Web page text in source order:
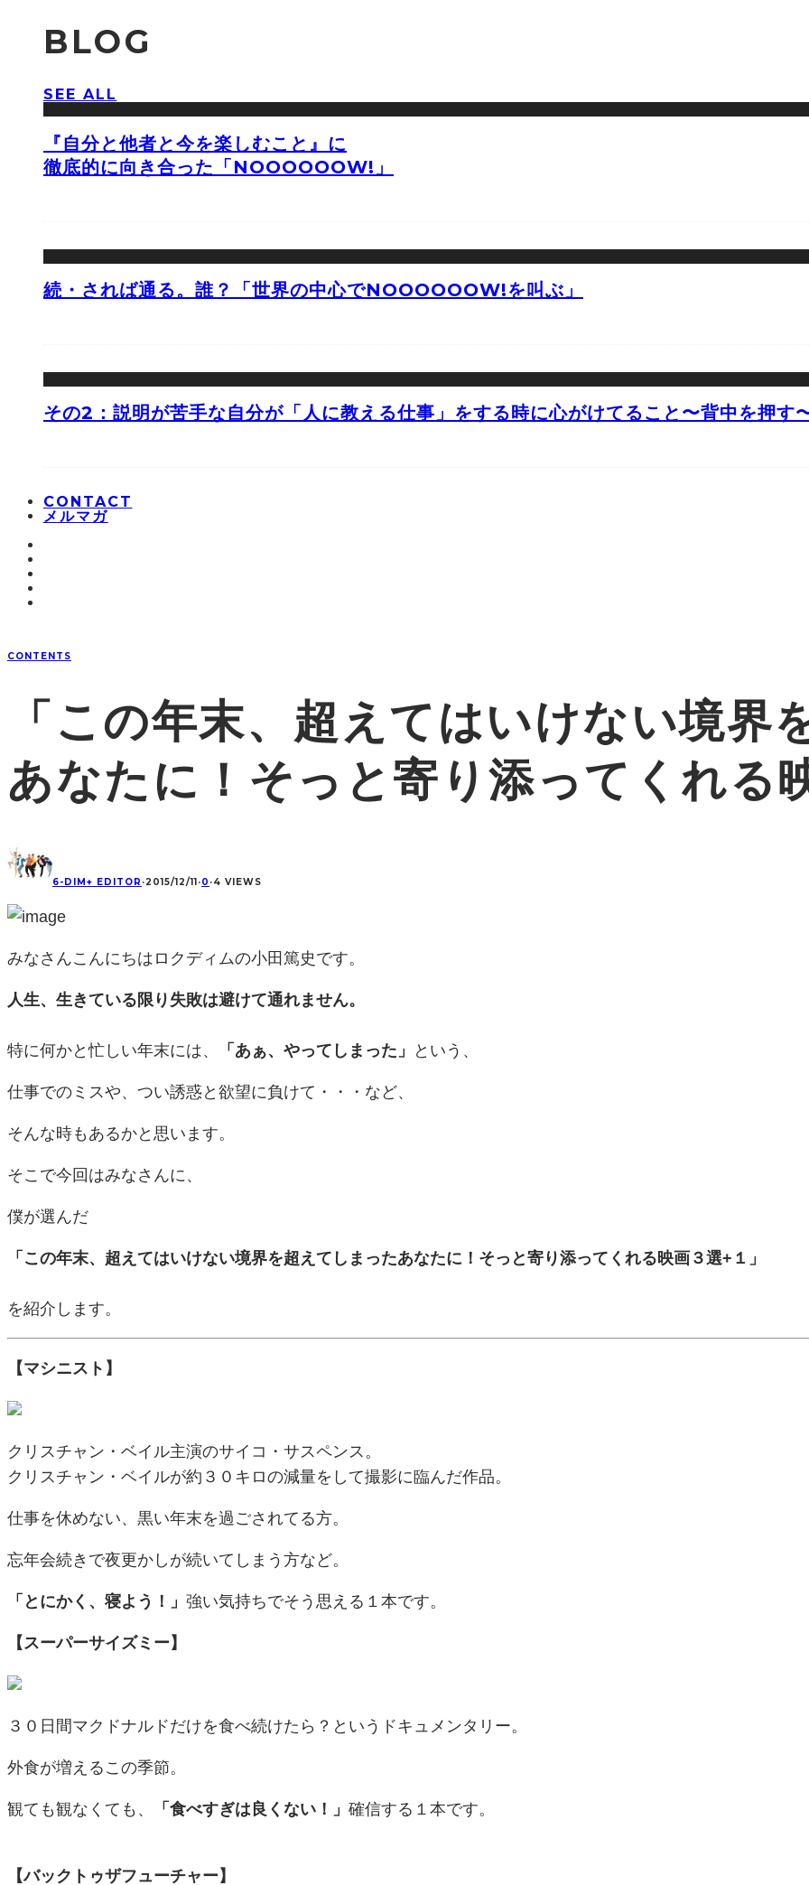
BLOG
SEE ALL
『自分と他者と今を楽しむこと』に
徹底的に向き合った「NOOOOOOW!」
続・されば通る。誰？「世界の中心でNOOOOOOW!を叫ぶ」
その2：説明が苦手な自分が「人に教える仕事」をする時に心がけてること〜背中を押す
CONTACT
メルマガ
CONTENTS
「この年末、超えてはいけない境界
あなたに！そっと寄り添ってくれる
6-DIM+ EDITOR ·2015/12/11·0 ·4 VIEWS
みなさんこんにちはロクディムの小田篤史です。
人生、生きている限り失敗は避けて通れません。
特に何かと忙しい年末には、 「あぁ、やってしまった」 という、
仕事でのミスや、つい誘惑と欲望に負けて・・・など、
そんな時もあるかと思います。
そこで今回はみなさんに、
僕が選んだ
「この年末、超えてはいけない境界を超えてしまったあなたに！そっと寄り添ってくれる映画３選+１」
を紹介します。
【マシニスト】
クリスチャン・ベイル主演のサイコ・サスペンス。
クリスチャン・ベイルが約３０キロの減量をして撮影に臨んだ作品。
仕事を休めない、黒い年末を過ごされてる方。
忘年会続きで夜更かしが続いてしまう方など。
「とにかく、寝よう！」 強い気持ちでそう思える１本です。
【スーパーサイズミー】
３０日間マクドナルドだけを食べ続けたら？というドキュメンタリー。
外食が増えるこの季節。
観ても観なくても、 「食べすぎは良くない！」 確信する１本です。
【バックトゥザフューチャー】